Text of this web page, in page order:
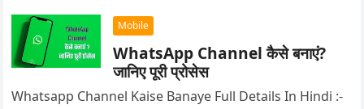
Mobile
WhatsApp Channel कैसे बनाएं?
जानिए पूरी प्रोसेस
Whatsapp Channel Kaise Banaye Full Details In Hindi :-